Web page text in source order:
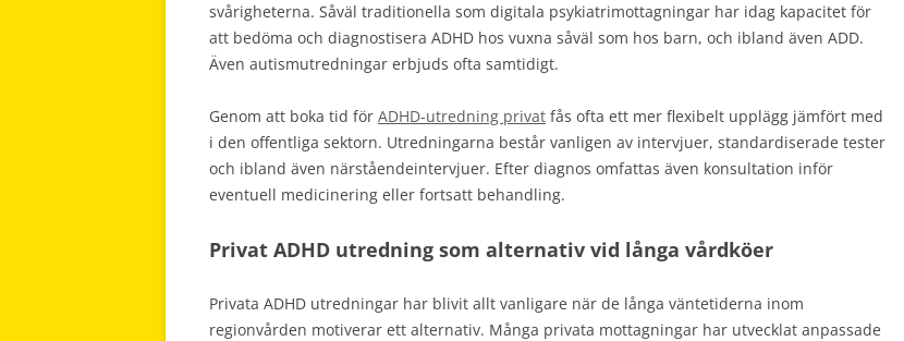
svårigheterna. Såväl traditionella som digitala psykiatrimottagningar har idag kapacitet för
att bedöma och diagnostisera ADHD hos vuxna såväl som hos barn, och ibland även ADD.
Även autismutredningar erbjuds ofta samtidigt.
Genom att boka tid för ADHD-utredning privat fås ofta ett mer flexibelt upplägg jämfört med
i den offentliga sektorn. Utredningarna består vanligen av intervjuer, standardiserade tester
och ibland även närståendeintervjuer. Efter diagnos omfattas även konsultation inför
eventuell medicinering eller fortsatt behandling.
Privat ADHD utredning som alternativ vid långa vårdköer
Privata ADHD utredningar har blivit allt vanligare när de långa väntetiderna inom
regionvården motiverar ett alternativ. Många privata mottagningar har utvecklat anpassade